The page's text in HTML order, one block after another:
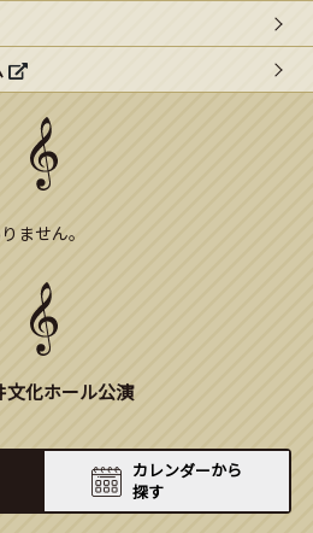
ません。
文化ホール公演
カレンダーから
探す